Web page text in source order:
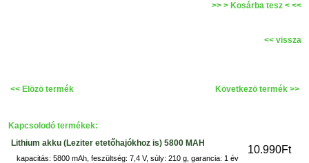
>> > Kosárba tesz < <<
<< vissza
<< Elözö termék Következö termék >>
Kapcsolodó termékek:
Lithium akku (Leziter etetőhajókhoz is) 5800 MAH
10.990Ft
kapacitás: 5800 mAh, feszültség: 7,4 V, súly: 210 g, garancia: 1 év